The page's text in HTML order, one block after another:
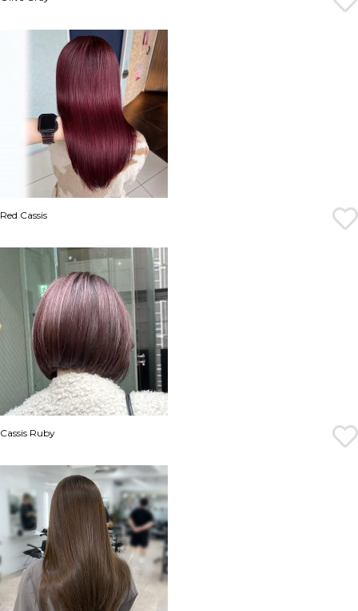
Red Cassis
Cassis Ruby